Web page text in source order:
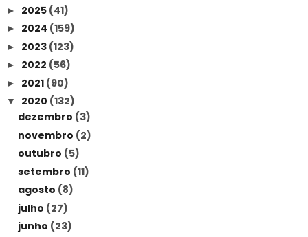
► 2025 (41)
► 2024 (159)
► 2023 (123)
► 2022 (56)
► 2021 (90)
▼ 2020 (132)
dezembro (3)
novembro (2)
outubro (5)
setembro (11)
agosto (8)
julho (27)
junho (23)